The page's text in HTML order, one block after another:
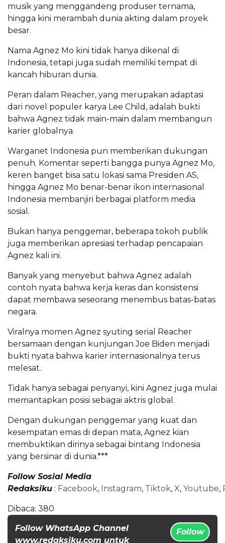
musik yang menggandeng produser ternama,
hingga kini merambah dunia akting dalam proyek
besar.
Nama Agnez Mo kini tidak hanya dikenal di
Indonesia, tetapi juga sudah memiliki tempat di
kancah hiburan dunia.
Peran dalam Reacher, yang merupakan adaptasi
dari novel populer karya Lee Child, adalah bukti
bahwa Agnez tidak main-main dalam membangun
karier globalnya.
Warganet Indonesia pun memberikan dukungan
penuh. Komentar seperti bangga punya Agnez Mo,
keren banget bisa satu lokasi sama Presiden AS,
hingga Agnez Mo benar-benar ikon internasional
Indonesia membanjiri berbagai platform media
sosial.
Bukan hanya penggemar, beberapa tokoh publik
juga memberikan apresiasi terhadap pencapaian
Agnez kali ini.
Banyak yang menyebut bahwa Agnez adalah
contoh nyata bahwa kerja keras dan konsistensi
dapat membawa seseorang menembus batas-batas
negara.
Viralnya momen Agnez syuting serial Reacher
bersamaan dengan kunjungan Joe Biden menjadi
bukti nyata bahwa karier internasionalnya terus
melesat.
Tidak hanya sebagai penyanyi, kini Agnez juga mulai
memantapkan posisi sebagai aktris global.
Dengan dukungan penggemar yang kuat dan
kesempatan emas di depan mata, Agnez kian
membuktikan dirinya sebagai bintang Indonesia
yang bersinar di dunia.***
Follow Sosial Media
Redaksiku : Facebook, Instagram, Tiktok, X, Youtube,
Dibaca: 380
Follow WhatsApp Channel
www.redaksiku.com untuk
Follow